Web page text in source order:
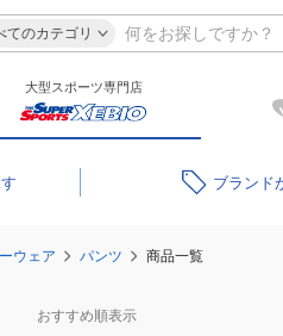
てのカテゴリ
大型スポーツ専門店
ブランド
ウェア パンツ 商品一覧
おすすめ順表示